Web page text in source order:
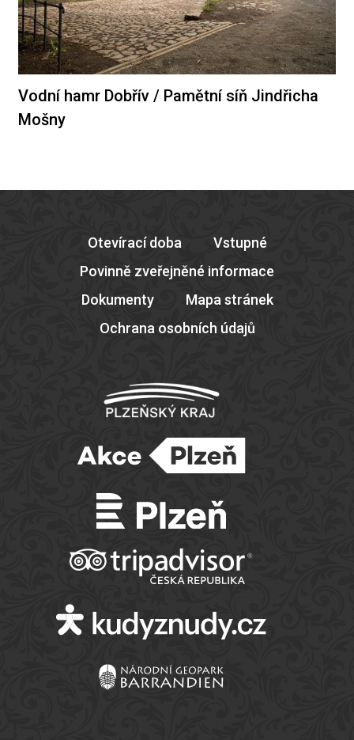
Vodní hamr Dobřív / Pamětní síň Jindřicha
Mošny
Otevírací doba
Vstupné
Povinně zveřejněné informace
Dokumenty
Mapa stránek
Ochrana osobních údajů